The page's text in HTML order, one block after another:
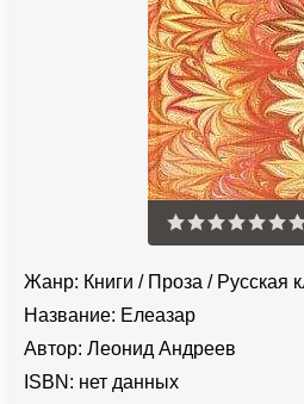
Жанр: Книги / Проза / Русская
Название: Елеазар
Автор: Леонид Андреев
ISBN: нет данных